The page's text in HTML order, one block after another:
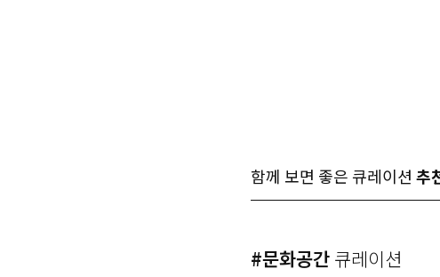
함께 보면 좋은 큐레이션 추
#문화공간 큐레이션